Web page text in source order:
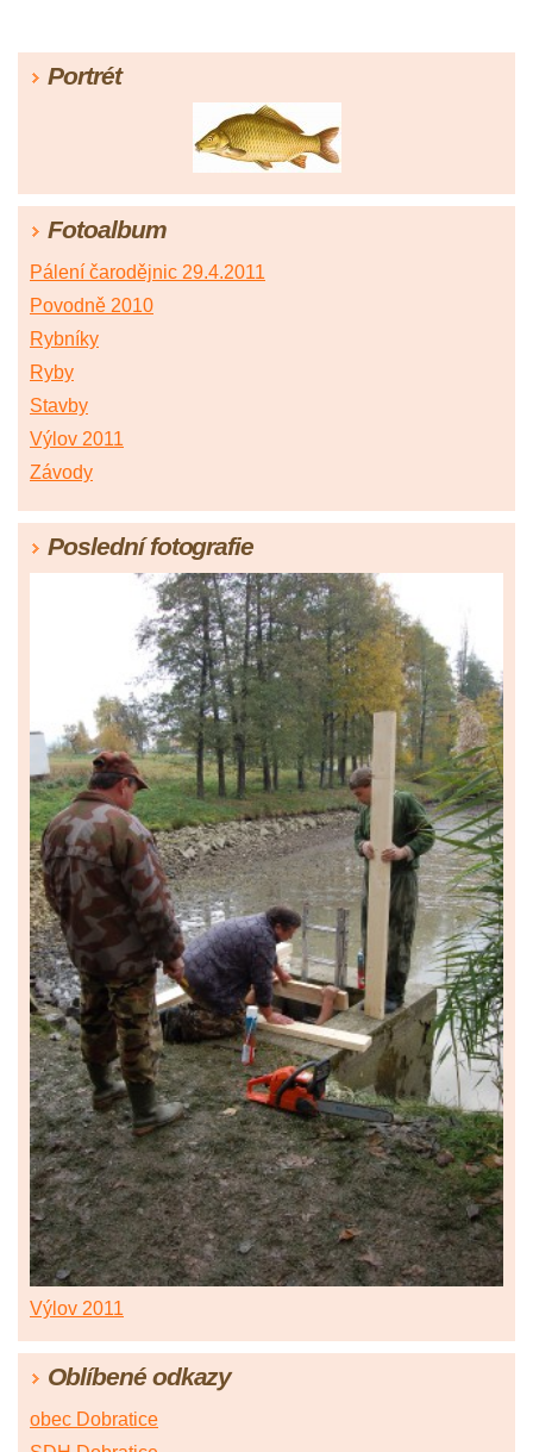
Portrét
Fotoalbum
Pálení čarodějnic 29.4.2011
Povodně 2010
Rybníky
Ryby
Stavby
Výlov 2011
Závody
Poslední fotografie
Výlov 2011
Oblíbené odkazy
obec Dobratice